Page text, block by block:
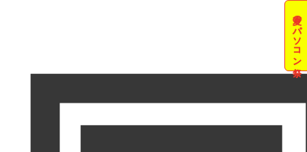
夏のパソコン祭